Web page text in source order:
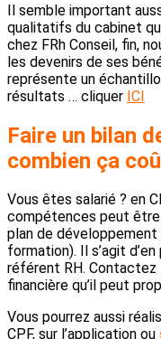
Il semble important
qualitatifs du cabinet
chez FRh Conseil, fin,
les devenirs de ses
représente un
résultats … cliquer ICI
Faire un bilan
combien ça
Vous êtes salarié ? en
compétences peut
plan de
formation). Il s’agit
référent RH. Contactez
financière qu’il peut
Vous pourrez aussi
CPF, sur l’application ou